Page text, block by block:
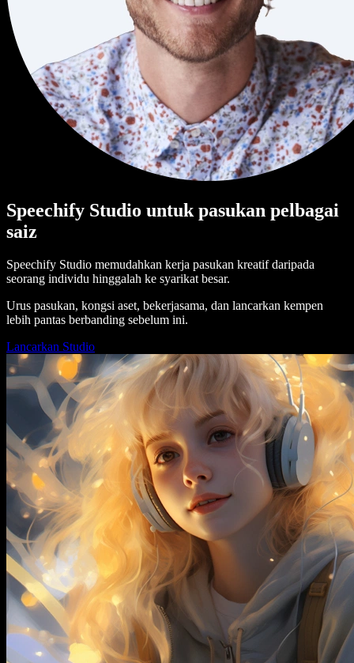
Speechify Studio untuk pasukan pelbagai
saiz
Speechify Studio memudahkan kerja pasukan kreatif daripada
seorang individu hinggalah ke syarikat besar.
Urus pasukan, kongsi aset, bekerjasama, dan lancarkan kempen
lebih pantas berbanding sebelum ini.
Lancarkan Studio